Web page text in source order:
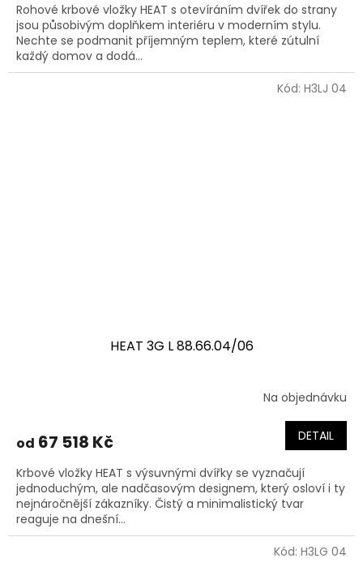
Rohové krbové vložky HEAT s otevíráním dvířek do strany
jsou působivým doplňkem interiéru v moderním stylu.
Nechte se podmanit příjemným teplem, které zútulní
každý domov a dodá...
HEAT 3G L 88.66.04/06
Na objednávku
od 67 518 Kč DETAIL
Krbové vložky HEAT s výsuvnými dvířky se vyznačují
jednoduchým, ale nadčasovým designem, který osloví i ty
nejnáročnější zákazníky. Čistý a minimalistický tvar
reaguje na dnešní...
Kód: H3LJ 04
Kód: H3LG 04